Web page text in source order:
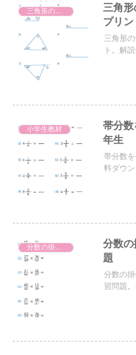
三角形の角（角度）
三角
プリン
三角形
ト。解
小学生教材
帯分
年生
帯分数
料ダウン
分数の掛け算（小6）
分数
題
分数の
習問題